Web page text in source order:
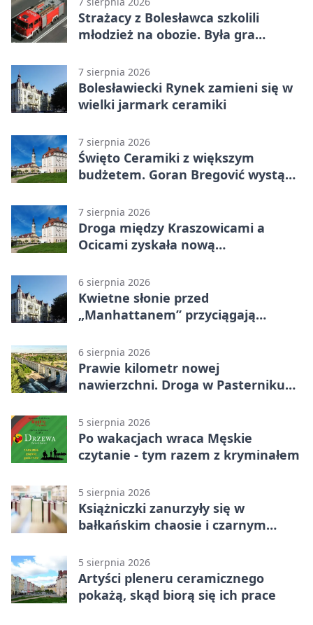
Strażacy z Bolesławca szkolili
młodzież na obozie. Była gra
7 sierpnia 2026
Bolesławiecki Rynek zamieni się w
wielki jarmark ceramiki
7 sierpnia 2026
Święto Ceramiki z większym
budżetem. Goran Bregović wystąpi
7 sierpnia 2026
Droga między Kraszowicami a
Ocicami zyskała nową
6 sierpnia 2026
Kwietne słonie przed
„Manhattanem” przyciągają
6 sierpnia 2026
Prawie kilometr nowej
nawierzchni. Droga w Pasterniku
5 sierpnia 2026
Po wakacjach wraca Męskie
czytanie - tym razem z kryminałem
5 sierpnia 2026
Książniczki zanurzyły się w
bałkańskim chaosie i czarnym
5 sierpnia 2026
Artyści pleneru ceramicznego
pokażą, skąd biorą się ich prace